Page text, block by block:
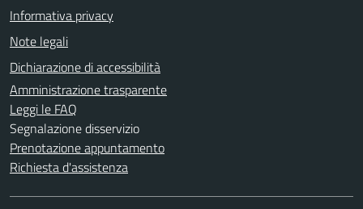
Informativa privacy
Note legali
Dichiarazione di accessibilità
Amministrazione trasparente
Leggi le FAQ
Segnalazione disservizio
Prenotazione appuntamento
Richiesta d'assistenza